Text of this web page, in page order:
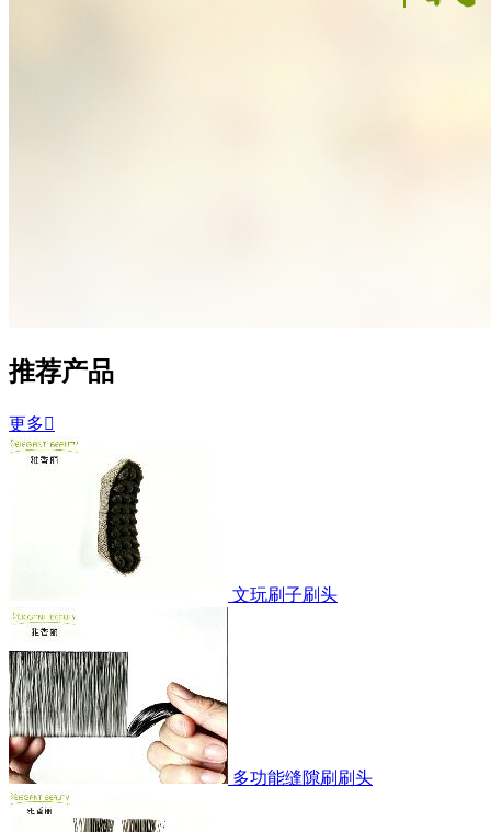
推荐产品
更多
文玩刷子刷头
多功能缝隙刷刷头